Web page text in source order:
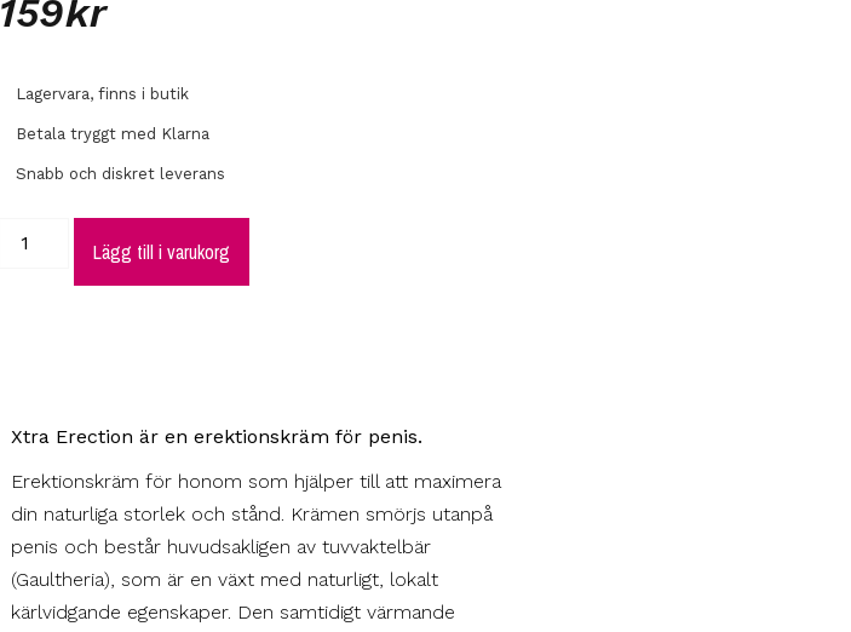
159kr
Lagervara, finns i butik
Betala tryggt med Klarna
Snabb och diskret leverans
Lägg till i varukorg
Xtra Erection är en erektionskräm för penis.
Erektionskräm för honom som hjälper till att maximera
din naturliga storlek och stånd. Krämen smörjs utanpå
penis och består huvudsakligen av tuvvaktelbär
(Gaultheria), som är en växt med naturligt, lokalt
kärlvidgande egenskaper. Den samtidigt värmande